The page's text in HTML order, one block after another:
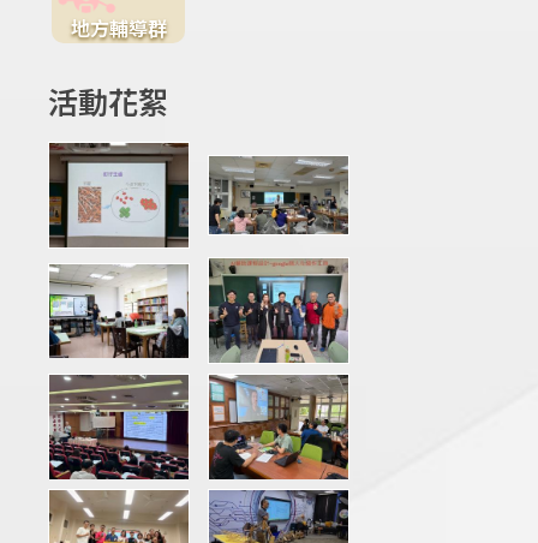
地方輔導群
活動花絮